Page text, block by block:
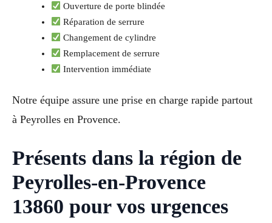
Ouverture de porte blindée
Réparation de serrure
Changement de cylindre
Remplacement de serrure
Intervention immédiate
Notre équipe assure une prise en charge rapide partout
à Peyrolles en Provence.
Présents dans la région de
Peyrolles-en-Provence
13860 pour vos urgences